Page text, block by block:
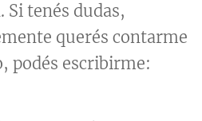
Si tenés dudas,
querés contarme
podés escribirme: